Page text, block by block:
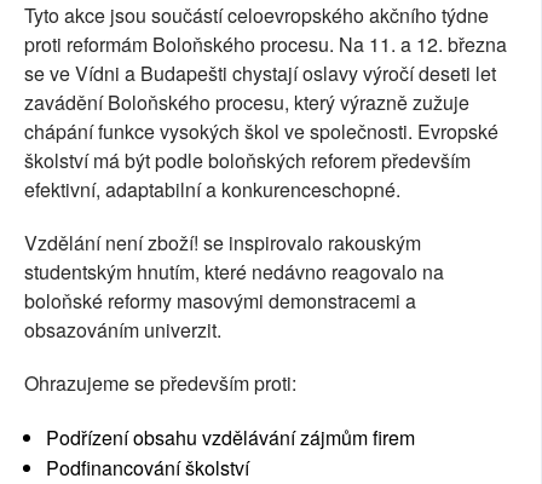
Tyto akce jsou součástí celoevropského akčního týdne
proti reformám Boloňského procesu. Na 11. a 12. března
se ve Vídni a Budapešti chystají oslavy výročí deseti let
zavádění Boloňského procesu, který výrazně zužuje
chápání funkce vysokých škol ve společnosti. Evropské
školství má být podle boloňských reforem především
efektivní, adaptabilní a konkurenceschopné.
Vzdělání není zboží! se inspirovalo rakouským
studentským hnutím, které nedávno reagovalo na
boloňské reformy masovými demonstracemi a
obsazováním univerzit.
Ohrazujeme se především proti:
Podřízení obsahu vzdělávání zájmům firem
Podfinancování školství